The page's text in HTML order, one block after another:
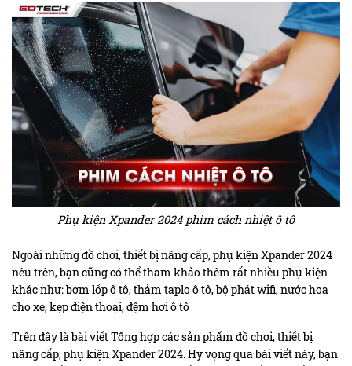
Phụ kiện Xpander 2024 phim cách nhiệt ô tô
Ngoài những đồ chơi, thiết bị nâng cấp, phụ kiện Xpander 2024
nêu trên, bạn cũng có thể tham khảo thêm rất nhiều phụ kiện
khác như: bơm lốp ô tô, thảm taplo ô tô, bộ phát wifi, nước hoa
cho xe, kẹp điện thoại, đệm hơi ô tô
Trên đây là bài viết Tổng hợp các sản phẩm đồ chơi, thiết bị
nâng cấp, phụ kiện Xpander 2024. Hy vọng qua bài viết này, bạn